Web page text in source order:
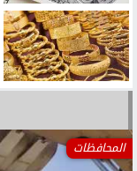
المحافظات